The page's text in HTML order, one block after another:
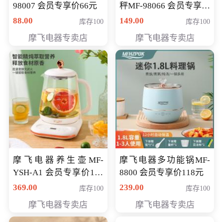
98007 会员专享价66元
88.00
库存100
摩飞电器专卖店
秤MF-98066 会员专享价
98元
149.00 库存100
摩飞电器专卖店
摩飞电器养生壶MF-
YSH-A1 会员专享价198
元
369.00 库存100
摩飞电器专卖店
摩飞电器多功能锅MF-
8800 会员专享价118元
239.00
库存100
摩飞电器专卖店